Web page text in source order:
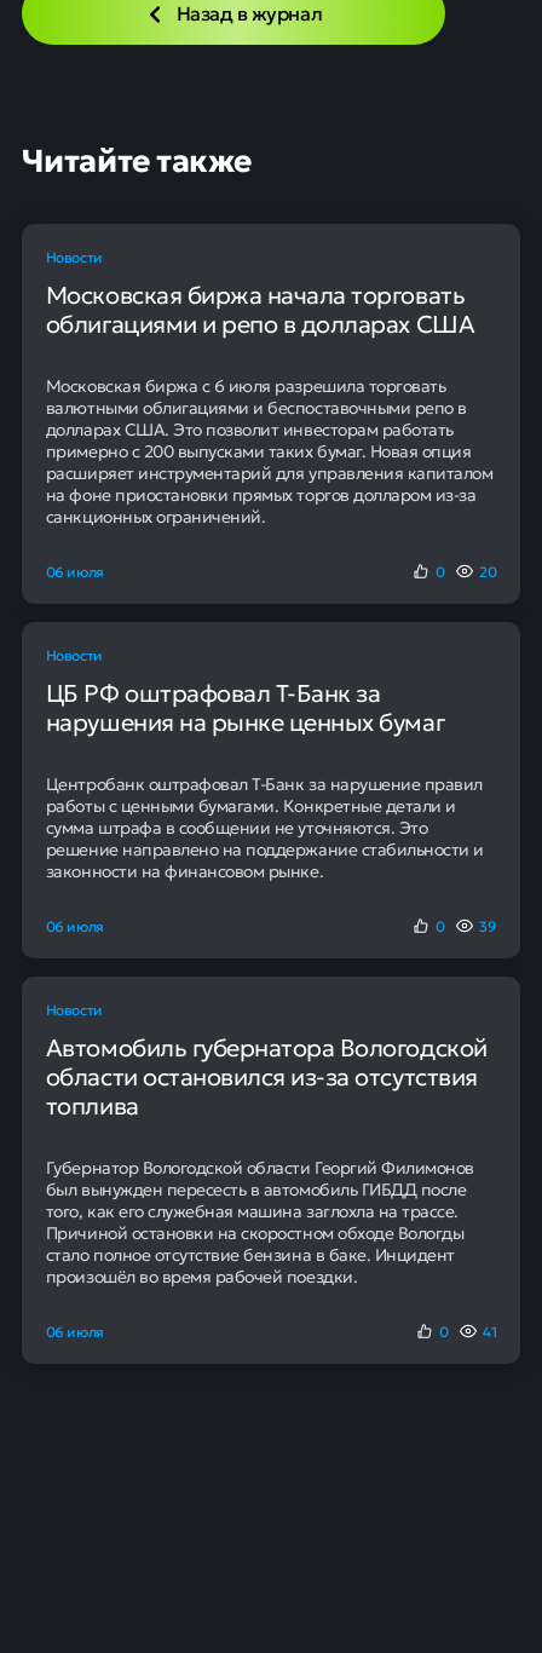
Новости 0 16
Российские предприниматели активно открывают
2026 года, число субъектов малого и среднего
бизнеса в стране увеличилось на 11,75%. Если ранее их
насчитывалось 6,25 миллиона, то теперь показатель
достиг 6,98 миллиона.
Ключевые отрасли
Наиболее заметный рост числа компаний
зафиксирован в новых регионах, а также в нескольких
национальных республиках. Абсолютным лидером
стала Херсонская область, где количество субъектов
МСП выросло на 235%. На втором и третьем местах
расположились Запорожская область и Республика
Калмыкия, продемонстрировавшие рост на 119,02%.
В топ-5 также вошли Донецкая Народная Республика
с приростом в 82,95% и Чеченская Республика, где
связывают бурное развитие в новых регионах с их
интеграцией в российскую правовую систему и
низкой исходной базой. В Дагестане, Калмыкии и
Чечне активное вовлечение населения в
предпринимательскую деятельность поддерживается
государственными мерами стимулирования.
95
Наших клиентов получают
положительное решение в банке
Банки отказывают в кредите?
Помощь в получении
Бесплатная консультация